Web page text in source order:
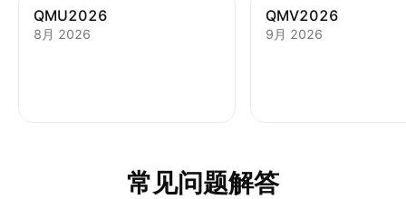
QMU2026
8月 2026
QMV2026
9月 2026
常见问题解答